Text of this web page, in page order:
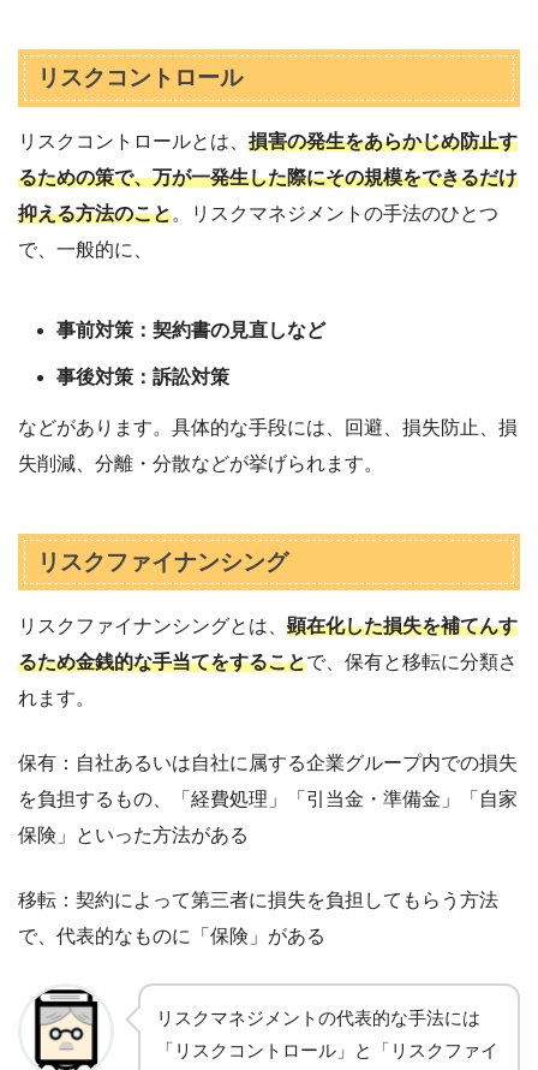
リスクコントロール
リスクコントロールとは、 損害の発生をあらかじめ防止す
るための策で、万が一発生した際にその規模をできるだけ
抑える方法のこと。リスクマネジメントの手法のひとつ
で、一般的に、
事前対策：契約書の見直しなど
事後対策：訴訟対策
などがあります。具体的な手段には、回避、損失防止、損
失削減、分離・分散などが挙げられます。
リスクファイナンシング
リスクファイナンシングとは、 顕在化した損失を補てんす
るため金銭的な手当てをすることで、保有と移転に分類さ
れます。
保有：自社あるいは自社に属する企業グループ内での損失
を負担するもの、「経費処理」「引当金・準備金」「自家
保険」といった方法がある
移転：契約によって第三者に損失を負担してもらう方法
で、代表的なものに「保険」がある
リスクマネジメントの代表的な手法には
「リスクコントロール」と「リスクファイ